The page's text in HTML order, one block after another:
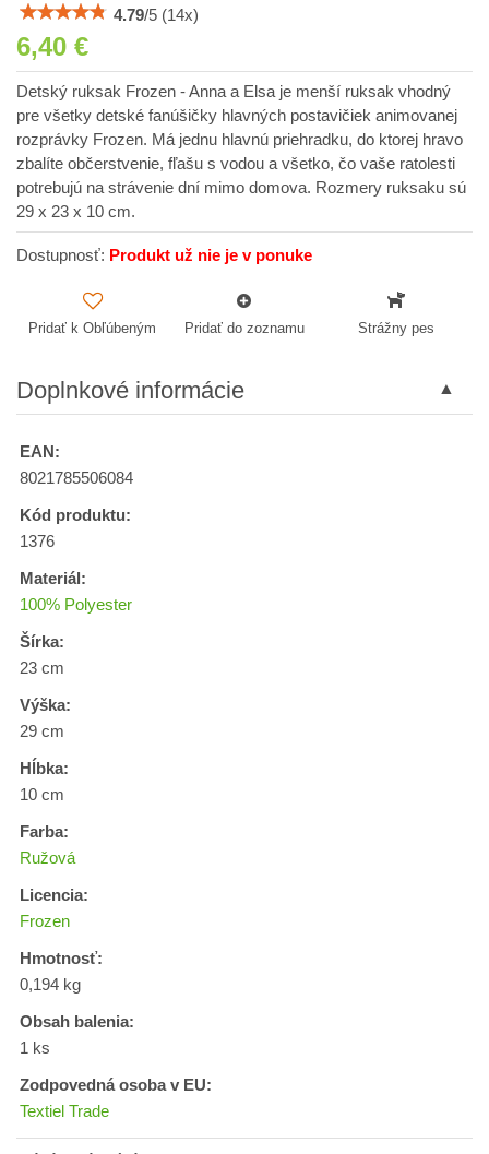
4.79/5 (14x)
6,40 €
Detský ruksak Frozen - Anna a Elsa je menší ruksak vhodný
pre všetky detské fanúšičky hlavných postavičiek animovanej
rozprávky Frozen. Má jednu hlavnú priehradku, do ktorej hravo
zbalíte občerstvenie, fľašu s vodou a všetko, čo vaše ratolesti
potrebujú na strávenie dní mimo domova. Rozmery ruksaku sú
29 x 23 x 10 cm.
Dostupnosť: Produkt už nie je v ponuke
Pridať k Obľúbeným Pridať do zoznamu Strážny pes
Doplnkové informácie
EAN:
8021785506084
Kód produktu:
1376
Materiál:
100% Polyester
Šírka:
23 cm
Výška:
29 cm
Hĺbka:
10 cm
Farba:
Ružová
Licencia:
Frozen
Hmotnosť:
0,194 kg
Obsah balenia:
1 ks
Zodpovedná osoba v EU:
Textiel Trade